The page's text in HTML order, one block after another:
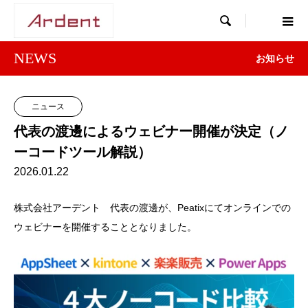

NEWS お知らせ
ニュース
代表の渡邊によるウェビナー開催が決定（ノ
ーコードツール解説）
2026.01.22
株式会社アーデント 代表の渡邊が、Peatixにてオンラインでの
ウェビナーを開催することとなりました。